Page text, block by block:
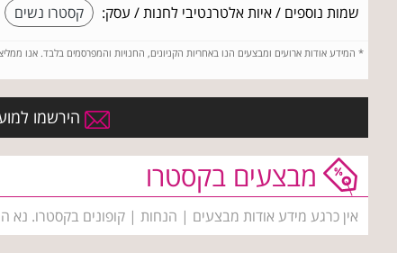
שמות נוספים / איות אלטרנטיבי לחנות / עסק: קסטרו נשים
* המידע אודות ארועים ומבצעים הנו באחריות הקניונים, החנויות והמפרסמים בלבד. אנו
הירשמו
מבצעים בקסטרו
אין כרגע מידע אודות מבצעים | הנחות | קופונים בקסטרו. נא